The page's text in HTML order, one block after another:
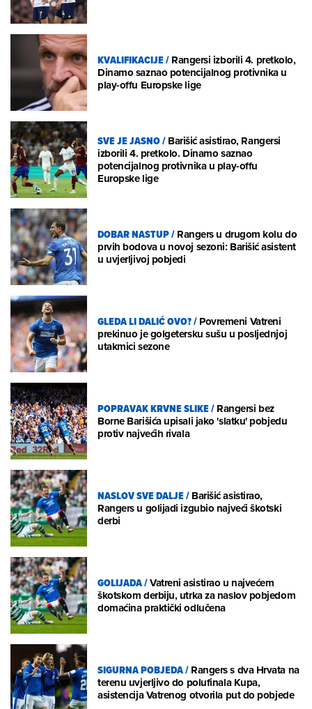
KVALIFIKACIJE/Rangersi izborili 4. pretkolo,
Dinamo saznao potencijalnog protivnika u
play-offu Europske lige
SVE JE JASNO/Barišić asistirao, Rangersi
izborili 4. pretkolo. Dinamo saznao
potencijalnog protivnika u play-offu
Europske lige
DOBAR NASTUP/Rangers u drugom kolu do
prvih bodova u novoj sezoni: Barišić asistent
u uvjerljivoj pobjedi
GLEDA LI DALIĆ OVO?/Povremeni Vatreni
prekinuo je golgetersku sušu u posljednjoj
utakmici sezone
POPRAVAK KRVNE SLIKE/Rangersi bez
Borne Barišića upisali jako 'slatku' pobjedu
protiv najvećih rivala
NASLOV SVE DALJE/Barišić asistirao,
Rangers u golijadi izgubio najveći škotski
derbi
GOLIJADA/Vatreni asistirao u najvećem
škotskom derbiju, utrka za naslov pobjedom
domaćina praktički odlučena
SIGURNA POBJEDA/Rangers s dva Hrvata na
terenu uvjerljivo do polufinala Kupa,
asistencija Vatrenog otvorila put do pobjede